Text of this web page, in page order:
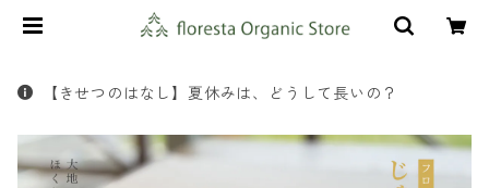
【きせつのはなし】夏休みは、どうして長いの？